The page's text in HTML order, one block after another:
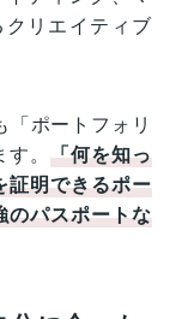
リエイティブ
ポートフォリ
す。「何を知っ
証明できるポー
のパスポートな